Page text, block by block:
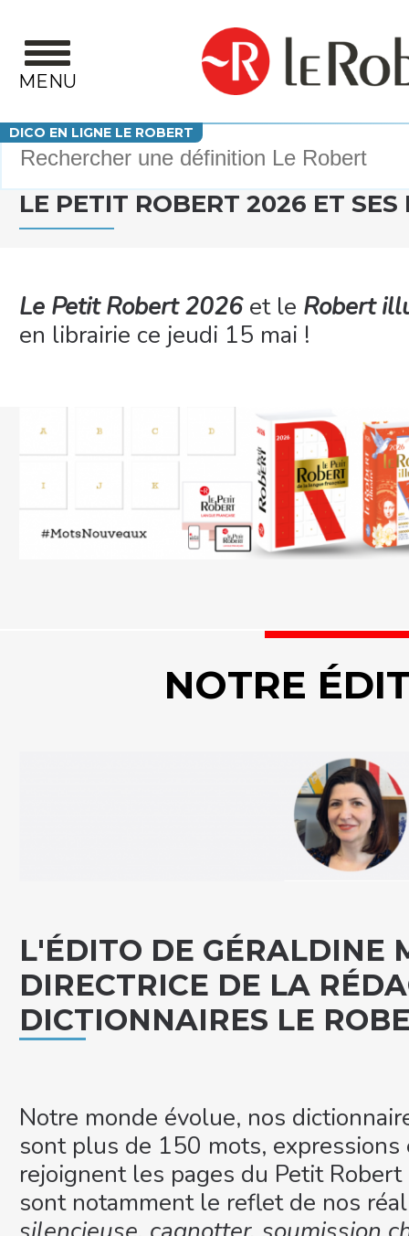
MENU
DICO EN LIGNE LE ROBERT
Votre recherche
LE PETIT ROBERT 2026 ET
Le Petit Robert 2026et le Robert
en librairie ce jeudi 15 mai !
NOTRE
L'ÉDITO DE GÉRALDINE
DIRECTRICE DE LA
DICTIONNAIRES LE
Notre monde évolue, nos
sont plus de 150 mots,
rejoignent les pages du Petit
sont notamment le reflet de nos